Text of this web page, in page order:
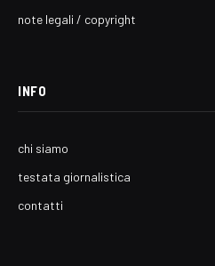
note legali / copyright
INFO
chi siamo
testata giornalistica
contatti